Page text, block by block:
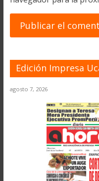
Edición Impresa
agosto 7, 2026